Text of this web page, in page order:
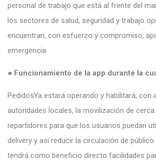
personal de trabajo que está al frente del
los sectores de salud, seguridad y trabajo
encuentran, con esfuerzo y compromiso,
emergencia
● Funcionamiento de la app durante la
PedidosYa estará operando y habilitará, con
autoridades locales, la movilización de cerca
repartidores para que los usuarios puedan
delivery y así reducir la circulación de
tendrá como beneficio directo facilidades